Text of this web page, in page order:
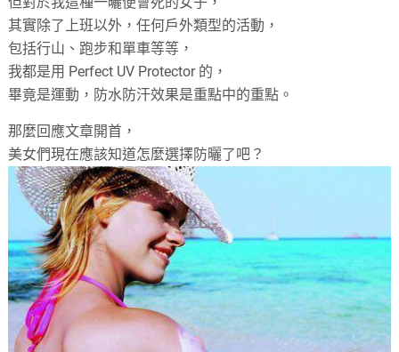
其實除了上班以外，任何戶外類型的活動，
包括行山、跑步和單車等等，
我都是用 Perfect UV Protector 的，
畢竟是運動，防水防汗效果是重點中的重點。
那麼回應文章開首，
美女們現在應該知道怎麼選擇防曬了吧？